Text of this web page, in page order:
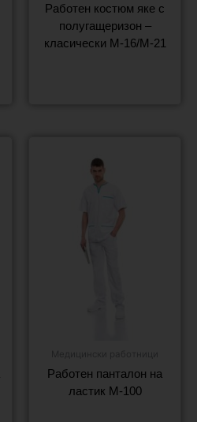
Работен костюм яке с
полугащеризон –
класически M-16/M-21
Работен панталон на
ластик M-100